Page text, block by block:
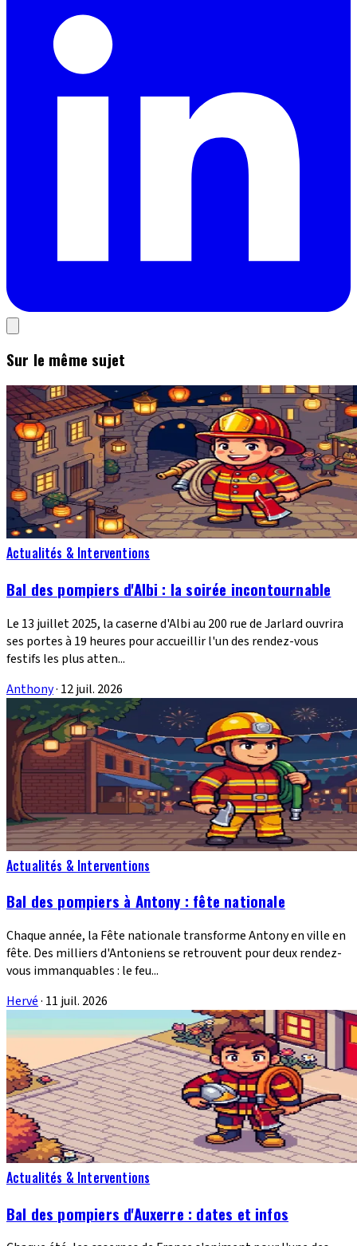
Sur le même sujet
Actualités & Interventions
Bal des pompiers d'Albi : la soirée incontournable
Le 13 juillet 2025, la caserne d'Albi au 200 rue de Jarlard ouvrira
ses portes à 19 heures pour accueillir l'un des rendez-vous
festifs les plus atten...
Anthony· 12 juil. 2026
Actualités & Interventions
Bal des pompiers à Antony : fête nationale
Chaque année, la Fête nationale transforme Antony en ville en
fête. Des milliers d'Antoniens se retrouvent pour deux rendez-
vous immanquables : le feu...
Hervé· 11 juil. 2026
Actualités & Interventions
Bal des pompiers d'Auxerre : dates et infos